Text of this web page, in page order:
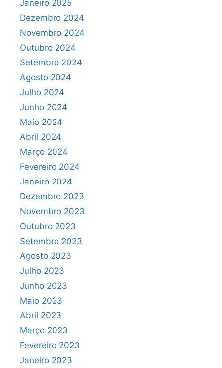
Janeiro 2025
Dezembro 2024
Novembro 2024
Outubro 2024
Setembro 2024
Agosto 2024
Julho 2024
Junho 2024
Maio 2024
Abril 2024
Março 2024
Fevereiro 2024
Janeiro 2024
Dezembro 2023
Novembro 2023
Outubro 2023
Setembro 2023
Agosto 2023
Julho 2023
Junho 2023
Maio 2023
Abril 2023
Março 2023
Fevereiro 2023
Janeiro 2023